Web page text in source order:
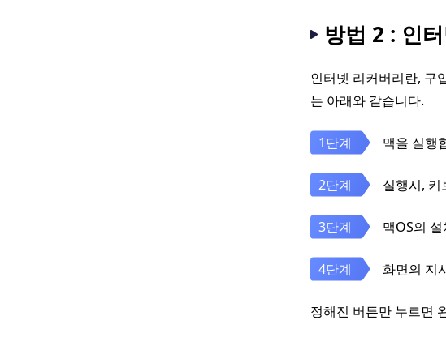
방법 2 : 인
인터넷 리커버리란, 구
는 아래와 같습니다.
맥을 실행
실행시, 키
맥OS의
화면의 지
정해진 버튼만 누르면